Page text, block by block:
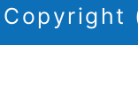
Copyright